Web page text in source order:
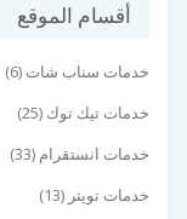
أقسام الموقع
خدمات سناب شات (6)
خدمات تيك توك (25)
خدمات انستقرام (33)
خدمات تويتر (13)